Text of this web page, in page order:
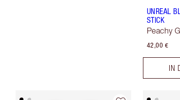
UNREAL
STICK
Peachy
42,00 €
IN